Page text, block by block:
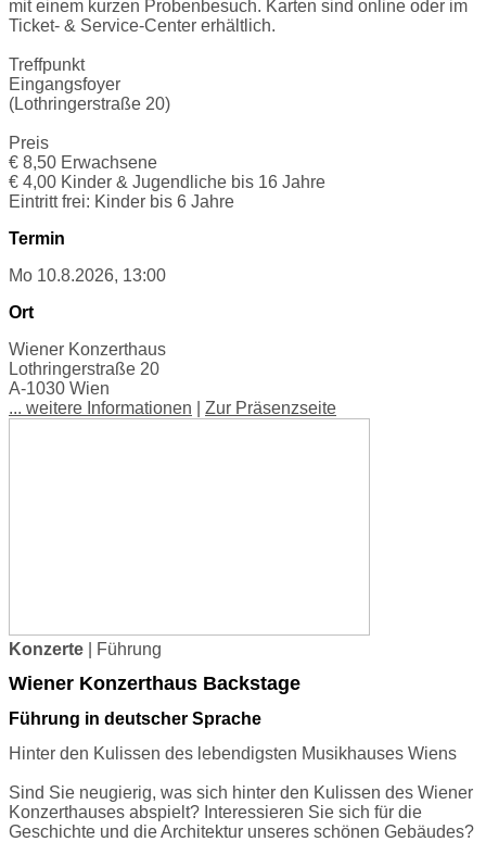
mit einem kurzen Probenbesuch. Karten sind online oder im
Ticket- & Service-Center erhältlich.
Treffpunkt
Eingangsfoyer
(Lothringerstraße 20)
Preis
€ 8,50 Erwachsene
€ 4,00 Kinder & Jugendliche bis 16 Jahre
Eintritt frei: Kinder bis 6 Jahre
Termin
Mo 10.8.2026, 13:00
Ort
Wiener Konzerthaus
Lothringerstraße 20
A-1030 Wien
... weitere Informationen
Zur Präsenzseite
Konzerte | Führung
Wiener Konzerthaus Backstage
Führung in deutscher Sprache
Hinter den Kulissen des lebendigsten Musikhauses Wiens
Sind Sie neugierig, was sich hinter den Kulissen des Wiener
Konzerthauses abspielt? Interessieren Sie sich für die
Geschichte und die Architektur unseres schönen Gebäudes?